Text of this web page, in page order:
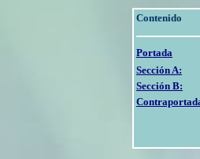
Contenido
Portada
Sección A:
Sección B: